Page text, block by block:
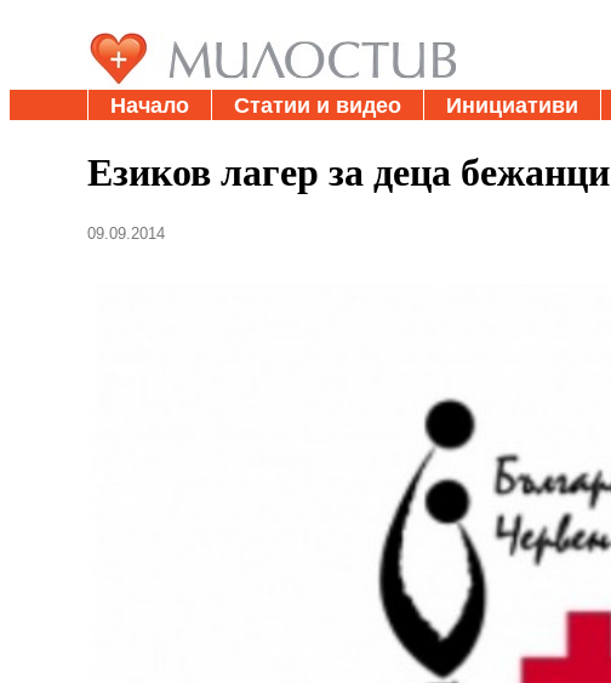
Начало Статии и видео Инициативи
Езиков лагер за деца бежанци
09.09.2014